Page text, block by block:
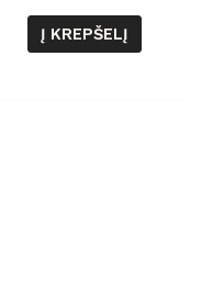
Į KREPŠELĮ